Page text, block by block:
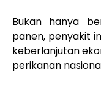
Bukan hanya
panen, penyakit
keberlanjutan
perikanan